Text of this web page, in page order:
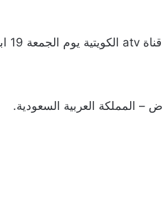
– المملكة العربية السعودية.